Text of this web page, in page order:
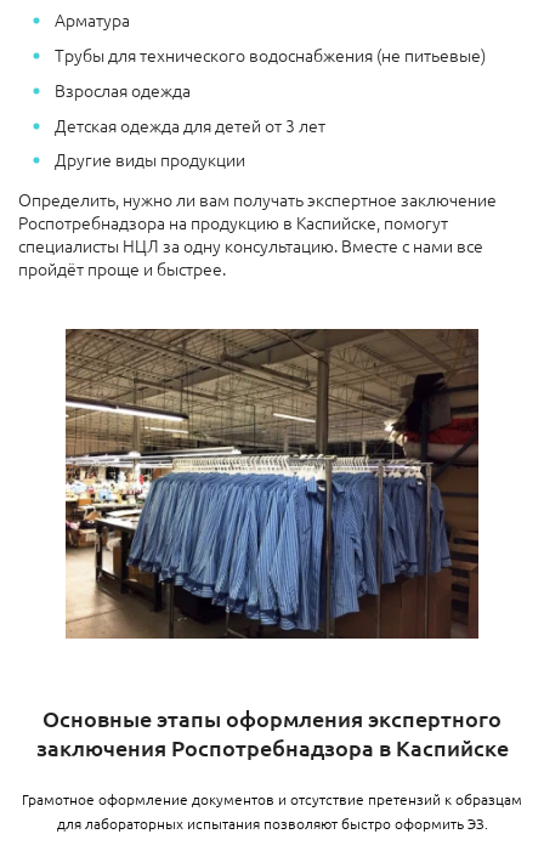
Арматура
Трубы для технического водоснабжения (не питьевые)
Взрослая одежда
Детская одежда для детей от 3 лет
Другие виды продукции
Определить, нужно ли вам получать экспертное заключение
Роспотребнадзора на продукцию в Каспийске, помогут
специалисты НЦЛ за одну консультацию. Вместе с нами все
пройдёт проще и быстрее.
Основные этапы оформления экспертного
заключения Роспотребнадзора в Каспийске
Грамотное оформление документов и отсутствие претензий к образцам
для лабораторных испытания позволяют быстро оформить ЭЗ.